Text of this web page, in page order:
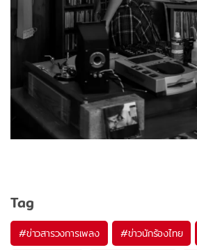
Tag
#ข่าวสารวงการเพลง #ข่าวนักร้องไทย